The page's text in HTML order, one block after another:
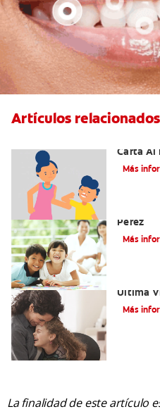
Artículos relacionados
Carta Al
Más
Pérez
Más
Última
Más
La finalidad de este artículo